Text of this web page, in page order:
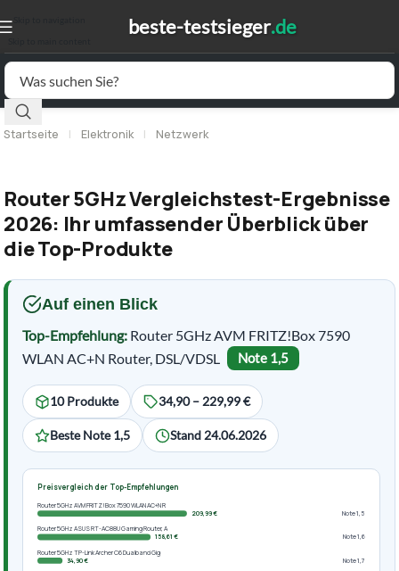
Startseite | Elektronik | Netzwerk
Router 5GHz Vergleichstest-Ergebnisse
2026: Ihr umfassender Überblick über
die Top-Produkte
Auf einen Blick
Top-Empfehlung: Router 5GHz AVM FRITZ!Box 7590
WLAN AC+N Router, DSL/VDSL
Note 1,5
10 Produkte 34,90 – 229,99 €
Beste Note 1,5 Stand 24.06.2026
Preisvergleich der Top-Empfehlungen
Router 5GHz AVM FRITZ!Box 7590 WLAN AC+N R
209,99 €
Note 1,5
Router 5GHz ASUS RT-AC88U Gaming Router, A
158,61 €
Note 1,6
Router 5GHz TP-Link Archer C6 Dualband Gig
34,90 €
Note 1,7